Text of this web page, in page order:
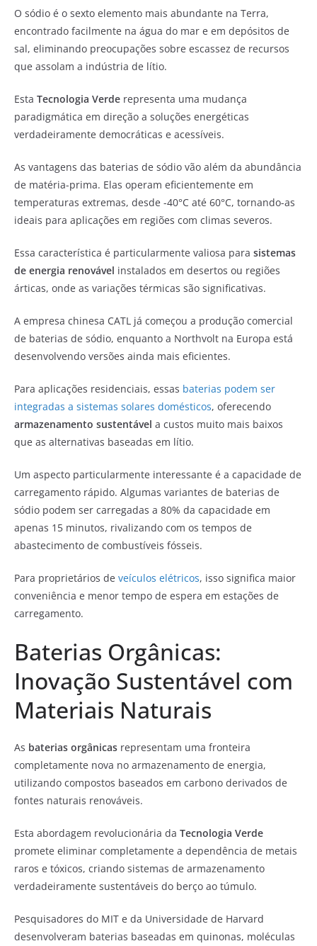
O sódio é o sexto elemento mais abundante na Terra,
encontrado facilmente na água do mar e em depósitos de
sal, eliminando preocupações sobre escassez de recursos
que assolam a indústria de lítio.
Esta Tecnologia Verde representa uma mudança
paradigmática em direção a soluções energéticas
verdadeiramente democráticas e acessíveis.
As vantagens das baterias de sódio vão além da abundância
de matéria-prima. Elas operam eficientemente em
temperaturas extremas, desde -40°C até 60°C, tornando-as
ideais para aplicações em regiões com climas severos.
Essa característica é particularmente valiosa para sistemas
de energia renovável instalados em desertos ou regiões
árticas, onde as variações térmicas são significativas.
A empresa chinesa CATL já começou a produção comercial
de baterias de sódio, enquanto a Northvolt na Europa está
desenvolvendo versões ainda mais eficientes.
Para aplicações residenciais, essas baterias podem ser
integradas a sistemas solares domésticos, oferecendo
armazenamento sustentável a custos muito mais baixos
que as alternativas baseadas em lítio.
Um aspecto particularmente interessante é a capacidade de
carregamento rápido. Algumas variantes de baterias de
sódio podem ser carregadas a 80% da capacidade em
apenas 15 minutos, rivalizando com os tempos de
abastecimento de combustíveis fósseis.
Para proprietários de veículos elétricos, isso significa maior
conveniência e menor tempo de espera em estações de
carregamento.
Baterias Orgânicas:
Inovação Sustentável com
Materiais Naturais
As baterias orgânicas representam uma fronteira
completamente nova no armazenamento de energia,
utilizando compostos baseados em carbono derivados de
fontes naturais renováveis.
Esta abordagem revolucionária da Tecnologia Verde
promete eliminar completamente a dependência de metais
raros e tóxicos, criando sistemas de armazenamento
verdadeiramente sustentáveis do berço ao túmulo.
Pesquisadores do MIT e da Universidade de Harvard
desenvolveram baterias baseadas em quinonas, moléculas